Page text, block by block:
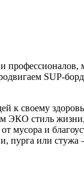
SUP-
к своему
ЭКО стиль
мусора и
пурга или